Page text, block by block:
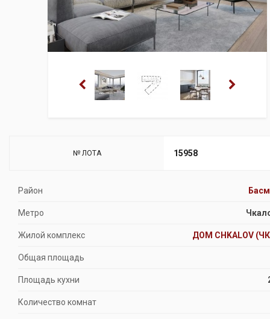
№ ЛОТА 15958
Район
Метро
Жилой комплекс ДОМ CHKALOV
Общая площадь
Площадь кухни
Количество комнат